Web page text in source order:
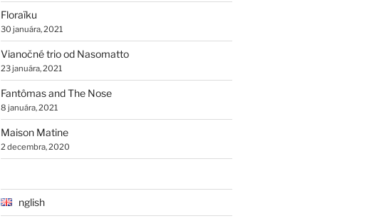
Floraïku
30 januára, 2021
Vianočné trio od Nasomatto
23 januára, 2021
Fantômas and The Nose
8 januára, 2021
Maison Matine
2 decembra, 2020
English